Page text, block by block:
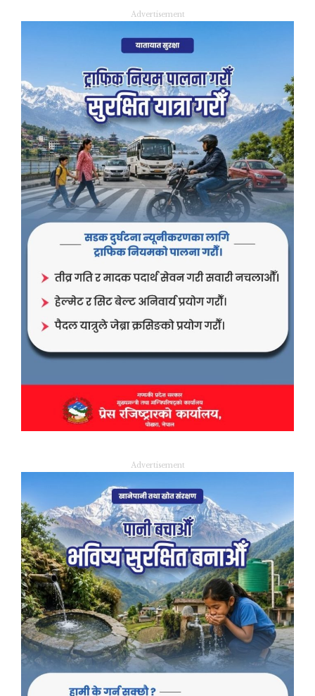
Advertisement
Advertisement